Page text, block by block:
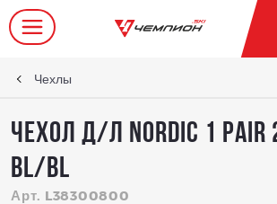
Чехлы
Чехол д/л NORDIC 1 PAIR
BL/BL
Арт. L38300800